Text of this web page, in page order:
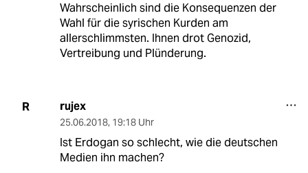
Wahrscheinlich sind die Konsequenzen der
Wahl für die syrischen Kurden am
allerschlimmsten. Ihnen drot Genozid,
Vertreibung und Plünderung.
R rujex
25.06.2018, 19:18 Uhr
Ist Erdogan so schlecht, wie die deutschen
Medien ihn machen?